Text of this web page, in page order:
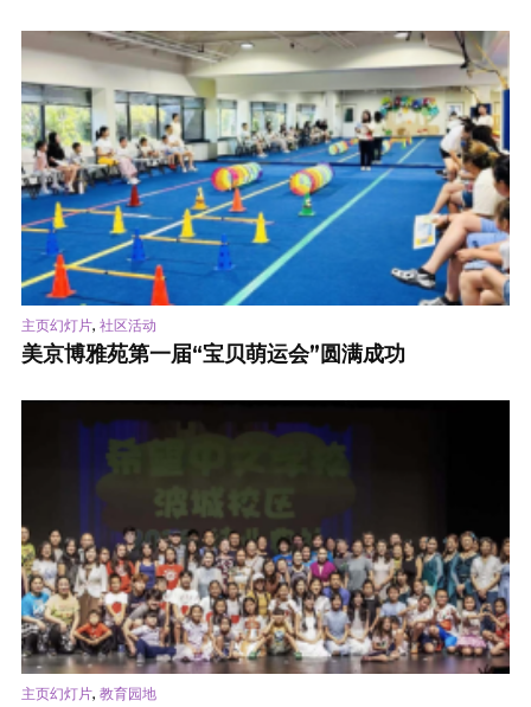
主页幻灯片, 社区活动
美京博雅苑第一届“宝贝萌运会”圆满成功
主页幻灯片, 教育园地